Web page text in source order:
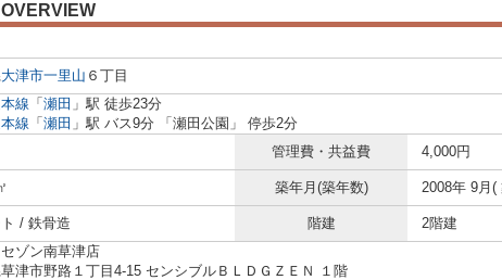
OVERVIEW
大津市一里山 ６丁目
線 「 瀬田 」駅 徒歩23分
線 「 瀬田 」駅 バス9分 「瀬田公園」 停歩2分
管理費・共益費 4,000円
築年月(築年数) 2008年 9月(
/ 鉄骨造 階建 2階建
ゾン南草津店
津市野路１丁目4-15 センシブルＢＬＤＧＺＥＮ １階